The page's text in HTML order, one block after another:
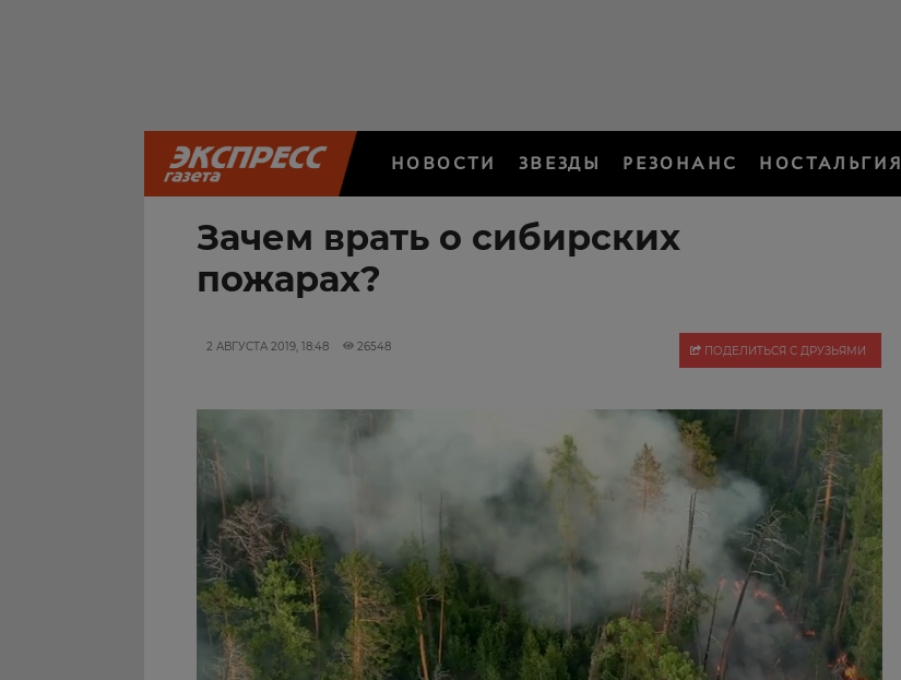
НОВОСТИ ЗВЕЗДЫ РЕЗОНАНС НОСТАЛЬГИЯ
Зачем врать о сибирских
пожарах?
2 АВГУСТА 2019, 18:48 26548 ПОДЕЛИТЬСЯ С ДРУЗЬЯМИ